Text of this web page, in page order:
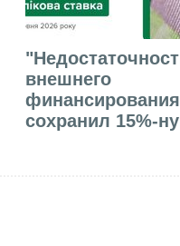
внешнего
сохранил 15%-